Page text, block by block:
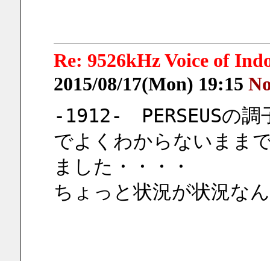
Re: 9526kHz Voice of
2015/08/17(Mon) 19:15
-1912-　PERSEUSの
でよくわからないまま
ました・・・・
ちょっと状況が状況な